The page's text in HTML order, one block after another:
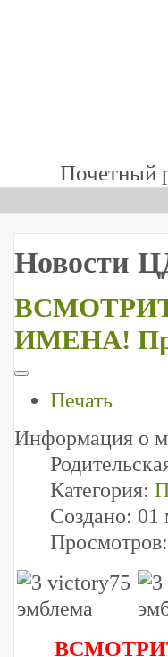
Почетный
Новости
ИМЕНА!
Печать
Информация о
Категория:
Создано: 01